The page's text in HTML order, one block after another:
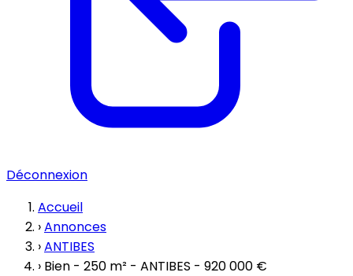
Déconnexion
Accueil
›Annonces
›ANTIBES
› Bien - 250 m² - ANTIBES - 920 000 €